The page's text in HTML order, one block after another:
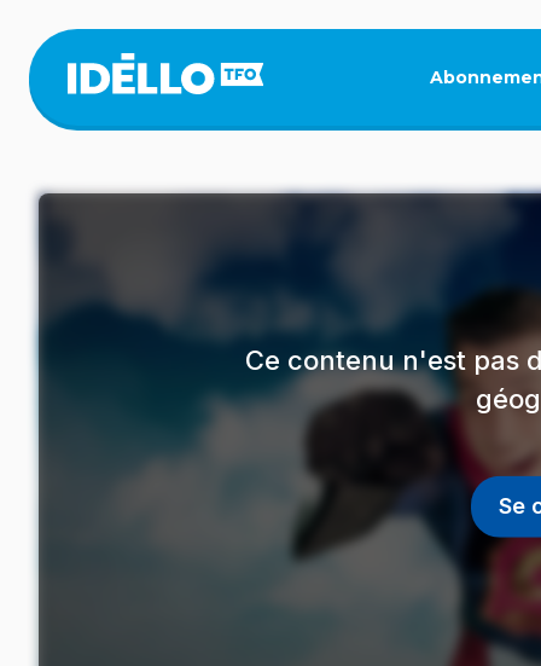
contenu
principal
Ce contenu n'est pas
Se